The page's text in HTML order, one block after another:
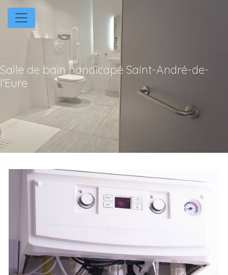
Panneau de gestion des cookies
Salle de bain handicapé Saint-André-de-
l'Eure